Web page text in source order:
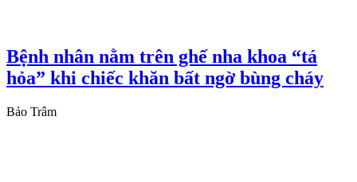
Bệnh nhân nằm trên ghế nha khoa “tá
hỏa” khi chiếc khăn bất ngờ bùng cháy
Bảo Trâm